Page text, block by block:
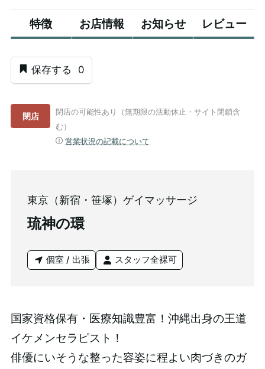
特徴 お店情報 お知らせ レビュー
保存する 0
閉店
閉店の可能性あり（無期限の活動休止・サイト閉鎖含
む）
営業状況の記載について
東京（新宿・笹塚）ゲイマッサージ
琉神の環
個室 / 出張 スタッフ全裸可
国家資格保有・医療知識豊富！沖縄出身の王道
イケメンセラピスト！
俳優にいそうな整った容姿に程よい肉づきのガ